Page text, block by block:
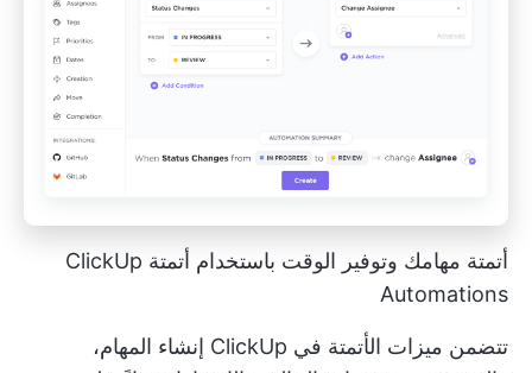
أتمتة مهامك وتوفير الوقت باستخدام أتمتة ClickUp
Automations
تتضمن ميزات الأتمتة في ClickUp إنشاء المهام،